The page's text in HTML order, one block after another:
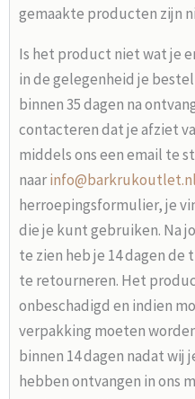
gemaakte producten zijn
Is het product niet wat je
in de gelegenheid je
binnen 35 dagen na
contacteren dat je afziet
middels ons een email te
naarinfo@barkrukoutlet.nl
herroepingsformulier, je
die je kunt gebruiken. Na
te zien heb je 14 dagen de
te retourneren. Het
onbeschadigd en indien
verpakking moeten
binnen 14 dagen nadat
hebben ontvangen in ons